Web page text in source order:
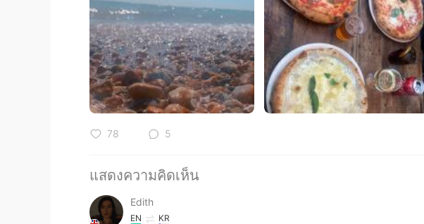
78 5
แสดงความคิดเห็น
Edith
EN KR